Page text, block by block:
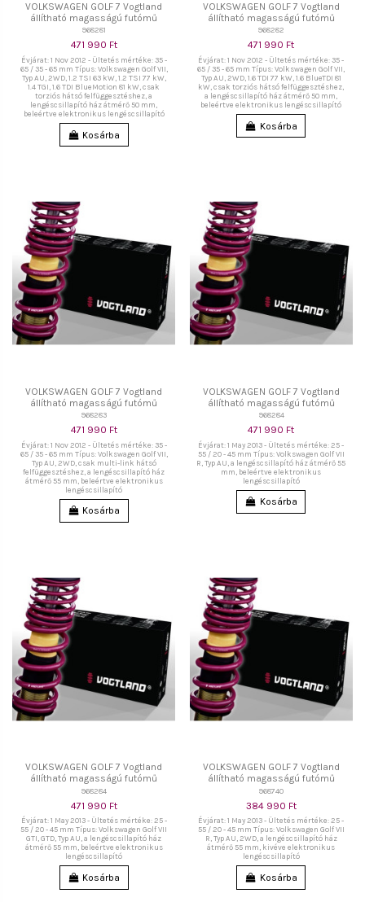
VOLKSWAGEN GOLF 7 Vogtland
állítható magasságú futómű
968281
471 990 Ft
Évjárat: 1 Nov 2012 - Ültetés mértéke: 35 -
65 / 35 - 65 mm Típus: Volkswagen Golf VII,
Typ AU, 2WD, 1.2 TSI 63 kW, 1.2 TSI 77 kW,
1.4 TGI, 1.6 TDI BlueMotion 81 kW, csak
torziós hátsó felfüggesztéshez, a
lengéscsillapító ház átmérő 50 mm,
beleértve elektronikus lengéscsillapító
Kosárba
VOLKSWAGEN GOLF 7 Vogtland
állítható magasságú futómű
968282
471 990 Ft
Évjárat: 1 Nov 2012 - Ültetés mértéke: 35 -
65 / 35 - 65 mm Típus: Volkswagen Golf VII,
Typ AU, 2WD, 1.6 TDI 77 kW, 1.6 BlueTDI 81
kW, csak torziós hátsó felfüggesztéshez,
a lengéscsillapító ház átmérő 50 mm,
beleértve elektronikus lengéscsillapító
Kosárba
VOLKSWAGEN GOLF 7 Vogtland
állítható magasságú futómű
968283
471 990 Ft
Évjárat: 1 Nov 2012 - Ültetés mértéke: 35 -
65 / 35 - 65 mm Típus: Volkswagen Golf VII,
Typ AU, 2WD, csak multi-link hátsó
felfüggesztéshez, a lengéscsillapító ház
átmérő 55 mm, beleértve elektronikus
lengéscsillapító
Kosárba
VOLKSWAGEN GOLF 7 Vogtland
állítható magasságú futómű
968284
471 990 Ft
Évjárat: 1 May 2013 - Ültetés mértéke: 25 -
55 / 20 - 45 mm Típus: Volkswagen Golf VII
R, Typ AU, a lengéscsillapító ház átmérő 55
mm, beleértve elektronikus
lengéscsillapító
Kosárba
VOLKSWAGEN GOLF 7 Vogtland
állítható magasságú futómű
968284
471 990 Ft
Évjárat: 1 May 2013 - Ültetés mértéke: 25 -
55 / 20 - 45 mm Típus: Volkswagen Golf VII
GTI, GTD, Typ AU, a lengéscsillapító ház
átmérő 55 mm, beleértve elektronikus
lengéscsillapító
Kosárba
VOLKSWAGEN GOLF 7 Vogtland
állítható magasságú futómű
968740
384 990 Ft
Évjárat: 1 May 2013 - Ültetés mértéke: 25 -
55 / 20 - 45 mm Típus: Volkswagen Golf VII
R, Typ AU, 2WD, a lengéscsillapító ház
átmérő 55 mm, kivéve elektronikus
lengéscsillapító
Kosárba